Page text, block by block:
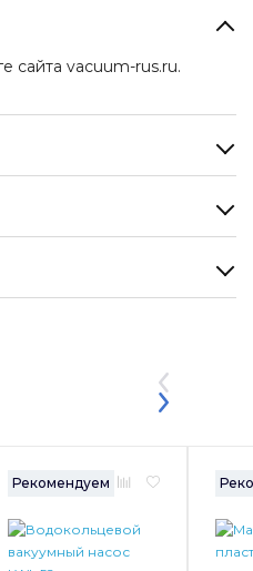
сайта vacuum-rus.ru.
Рекомендуем